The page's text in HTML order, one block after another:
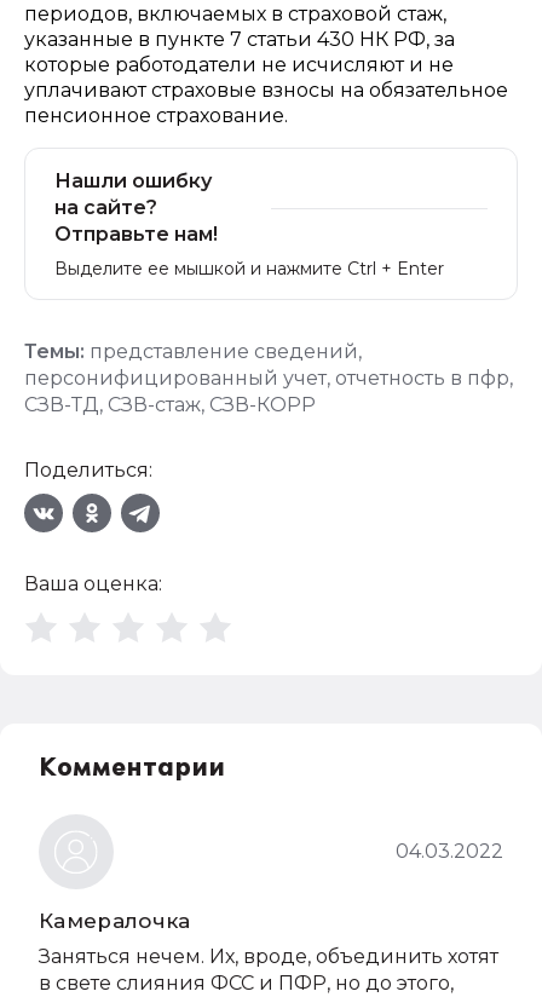
периодов, включаемых в страховой стаж,
указанные в пункте 7 статьи 430 НК РФ, за
которые работодатели не исчисляют и не
уплачивают страховые взносы на обязательное
пенсионное страхование.
Нашли ошибку
на сайте?
Отправьте нам!
Выделите ее мышкой и нажмите Ctrl + Enter
Темы: представление сведений,
персонифицированный учет, отчетность в пфр,
СЗВ-ТД, СЗВ-стаж, СЗВ-КОРР
Поделиться:
Ваша оценка:
Комментарии
Камералочка
04.03.2022
Заняться нечем. Их, вроде, объединить хотят
в свете слияния ФСС и ПФР, но до этого,